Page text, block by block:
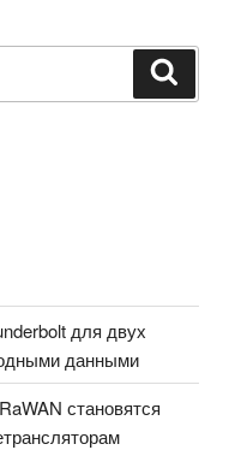
для двух
данными
становятся